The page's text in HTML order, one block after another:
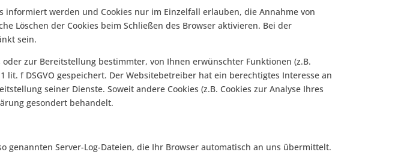
informiert werden und Cookies nur im Einzelfall erlauben, die Annahme von
Löschen der Cookies beim Schließen des Browser aktivieren. Bei der
sein.
zur Bereitstellung bestimmter, von Ihnen erwünschter Funktionen (z.B.
f DSGVO gespeichert. Der Websitebetreiber hat ein berechtigtes Interesse an
seiner Dienste. Soweit andere Cookies (z.B. Cookies zur Analyse Ihres
gesondert behandelt.
Server-Log-Dateien, die Ihr Browser automatisch an uns übermittelt.